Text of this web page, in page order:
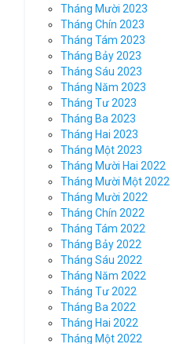
Tháng Mười 2023
Tháng Chín 2023
Tháng Tám 2023
Tháng Bảy 2023
Tháng Sáu 2023
Tháng Năm 2023
Tháng Tư 2023
Tháng Ba 2023
Tháng Hai 2023
Tháng Một 2023
Tháng Mười Hai 2022
Tháng Mười Một 2022
Tháng Mười 2022
Tháng Chín 2022
Tháng Tám 2022
Tháng Bảy 2022
Tháng Sáu 2022
Tháng Năm 2022
Tháng Tư 2022
Tháng Ba 2022
Tháng Hai 2022
Tháng Một 2022